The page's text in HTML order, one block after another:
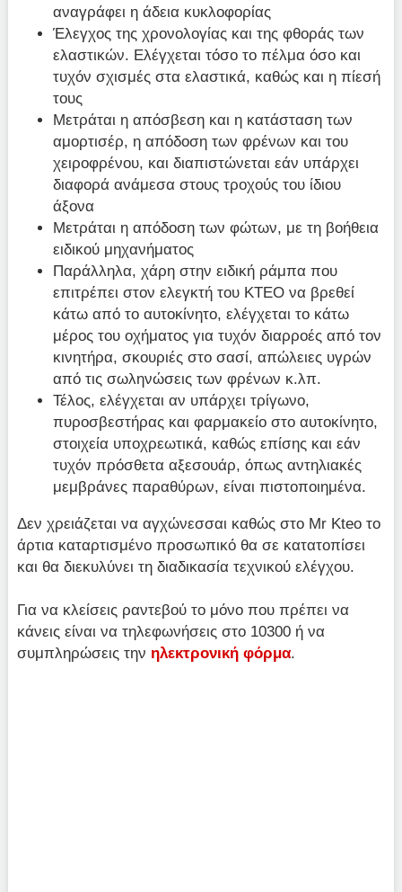
αναγράφει η άδεια κυκλοφορίας
Έλεγχος της χρονολογίας και της φθοράς των
ελαστικών. Ελέγχεται τόσο το πέλμα όσο και
τυχόν σχισμές στα ελαστικά, καθώς και η πίεσή
τους
Μετράται η απόσβεση και η κατάσταση των
αμορτισέρ, η απόδοση των φρένων και του
χειροφρένου, και διαπιστώνεται εάν υπάρχει
διαφορά ανάμεσα στους τροχούς του ίδιου
άξονα
Μετράται η απόδοση των φώτων, με τη βοήθεια
ειδικού μηχανήματος
Παράλληλα, χάρη στην ειδική ράμπα που
επιτρέπει στον ελεγκτή του ΚΤΕΟ να βρεθεί
κάτω από το αυτοκίνητο, ελέγχεται το κάτω
μέρος του οχήματος για τυχόν διαρροές από τον
κινητήρα, σκουριές στο σασί, απώλειες υγρών
από τις σωληνώσεις των φρένων κ.λπ.
Τέλος, ελέγχεται αν υπάρχει τρίγωνο,
πυροσβεστήρας και φαρμακείο στο αυτοκίνητο,
στοιχεία υποχρεωτικά, καθώς επίσης και εάν
τυχόν πρόσθετα αξεσουάρ, όπως αντηλιακές
μεμβράνες παραθύρων, είναι πιστοποιημένα.
Δεν χρειάζεται να αγχώνεσσαι καθώς στο Mr Kteo το
άρτια καταρτισμένο προσωπικό θα σε κατατοπίσει
και θα διεκυλύνει τη διαδικασία τεχνικού ελέγχου.
Για να κλείσεις ραντεβού το μόνο που πρέπει να
κάνεις είναι να τηλεφωνήσεις στο 10300 ή να
συμπληρώσεις την ηλεκτρονική φόρμα.